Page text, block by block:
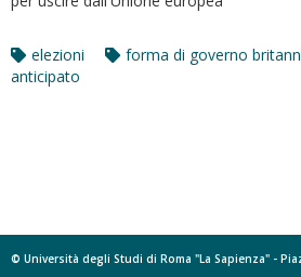
elezioni forma di governo
anticipato
© Università degli Studi di Roma "La Sapienza" -